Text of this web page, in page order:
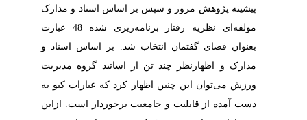
اسناد و مدارک
مولفه‌ای نظریه رفتار برنامه‌ریزی شده 48 عبارت
اساس اسناد و
گروه مدیریت
عبارات کیو به
است. ازاین